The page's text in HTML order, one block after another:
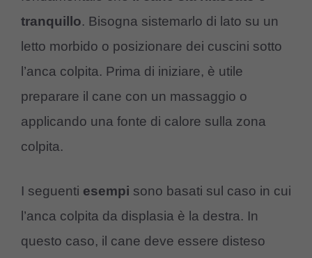
tranquillo. Bisogna sistemarlo di lato su un
letto morbido o posizionare dei cuscini sotto
l’anca colpita. Prima di iniziare, è utile
preparare il cane con un massaggio o
applicando una fonte di calore sulla zona
colpita.
I seguenti esempi sono basati sul caso in cui
l’anca colpita da displasia è la destra. In
questo caso, il cane deve essere disteso